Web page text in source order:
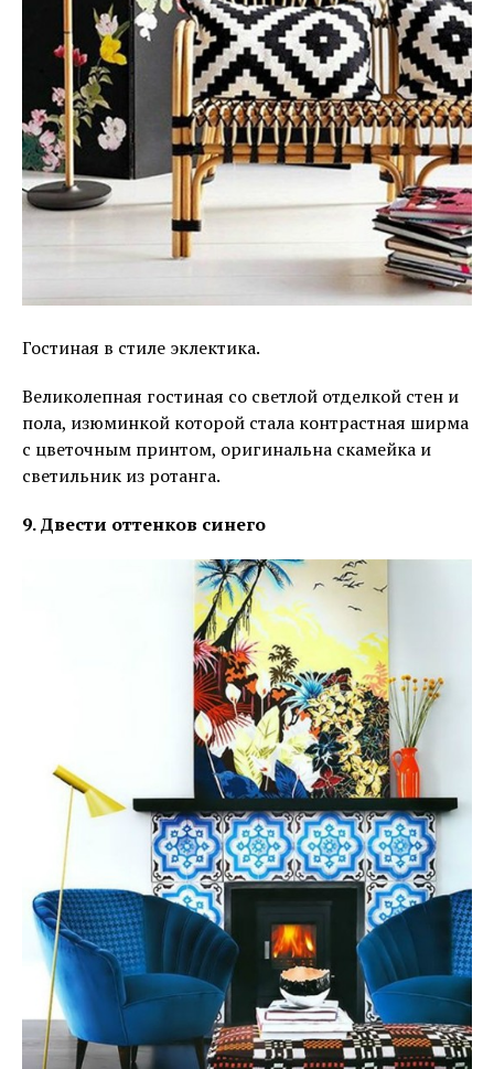
Гостиная в стиле эклектика.
Великолепная гостиная со светлой отделкой стен и
пола, изюминкой которой стала контрастная ширма
с цветочным принтом, оригинальна скамейка и
светильник из ротанга.
9. Двести оттенков синего